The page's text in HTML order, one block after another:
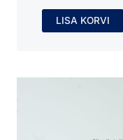
LISA KORVI